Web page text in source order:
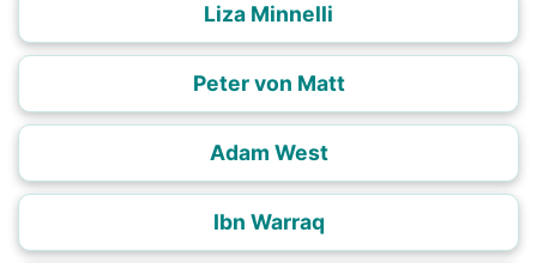
Liza Minnelli
Peter von Matt
Adam West
Ibn Warraq